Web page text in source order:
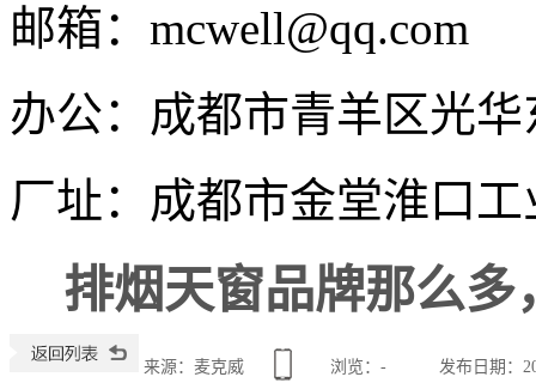
邮箱： mcwell@qq.com
办公： 成都市青羊区光
厂址： 成都市金堂淮口
排烟天窗品牌那么
来源：麦克威 浏览： - 发布日期：